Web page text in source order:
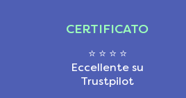
CERTIFICATO
⭐ ⭐ ⭐ ⭐
Eccellente su
Trustpilot